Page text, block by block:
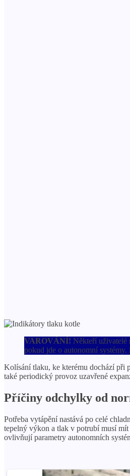
VAROVÁNÍ! Někteří uživatelé
pokud jde o autonomní
Kolísání tlaku, ke kterému dochází při
také periodický provoz uzavřené
Příčiny odchylky od
Potřeba vytápění nastává po celé
tepelný výkon a tlak v potrubí musí
ovlivňují parametry autonomních